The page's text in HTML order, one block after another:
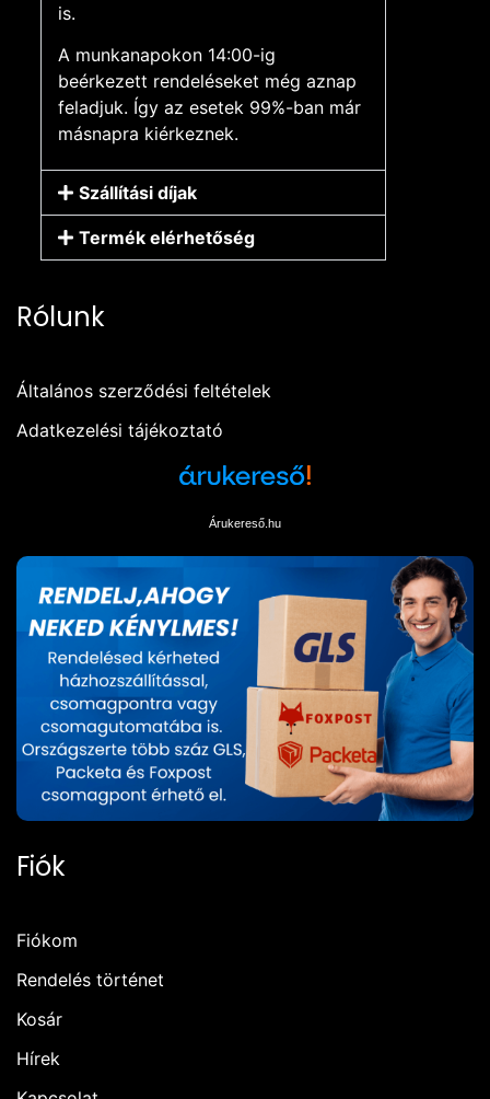
is.
A munkanapokon 14:00-ig
beérkezett rendeléseket még aznap
feladjuk. Így az esetek 99%-ban már
másnapra kiérkeznek.
Szállítási díjak
Termék elérhetőség
Rólunk
Általános szerződési feltételek
Adatkezelési tájékoztató
Árukereső.hu
Fiók
Fiókom
Rendelés történet
Kosár
Hírek